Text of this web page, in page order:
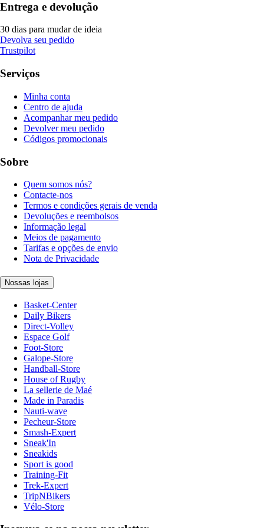
Entrega e devolução
30 dias para mudar de ideia
Devolva seu pedido
Trustpilot
Serviços
Minha conta
Centro de ajuda
Acompanhar meu pedido
Devolver meu pedido
Códigos promocionais
Sobre
Quem somos nós?
Contacte-nos
Termos e condições gerais de venda
Devoluções e reembolsos
Informação legal
Meios de pagamento
Tarifas e opções de envio
Nota de Privacidade
Nossas lojas
Basket-Center
Daily Bikers
Direct-Volley
Espace Golf
Foot-Store
Galope-Store
Handball-Store
House of Rugby
La sellerie de Maé
Made in Paradis
Nauti-wave
Pecheur-Store
Smash-Expert
Sneak'In
Sneakids
Sport is good
Training-Fit
Trek-Expert
TripNBikers
Vélo-Store